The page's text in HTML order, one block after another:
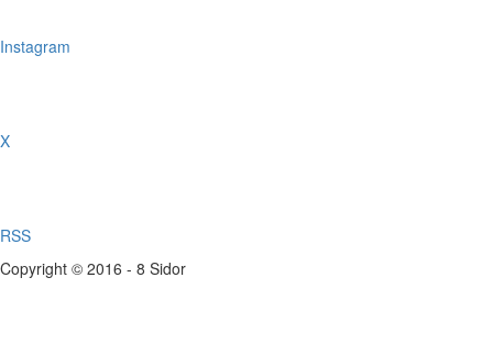
Instagram
X
RSS
Copyright © 2016 - 8 Sidor